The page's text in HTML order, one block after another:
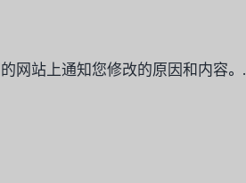
网站上通知您修改的原因和内容。.